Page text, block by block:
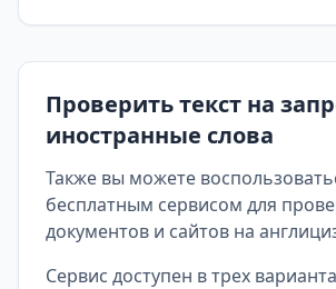
Проверить текст на
иностранные слова
Также вы можете
бесплатным сервисом для
документов и сайтов на
Сервис доступен в трех